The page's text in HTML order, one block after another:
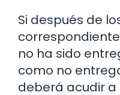
Si después de
no ha sido
como no
deberá acudir a